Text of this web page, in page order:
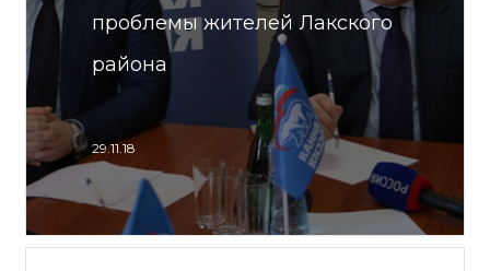
проблемы жителей Лакского
района
29.11.18